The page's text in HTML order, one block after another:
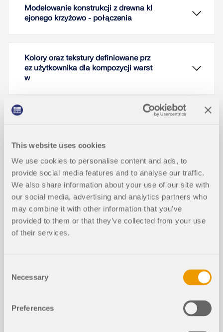
This website uses cookies
We use cookies to personalise content and ads, to
provide social media features and to analyse our traffic.
We also share information about your use of our site with
our social media, advertising and analytics partners who
may combine it with other information that you’ve
provided to them or that they’ve collected from your use
of their services.
Selection
Necessary
Preferences
drewna klejonego krzyżowo jest zabezpieczona
unoszącą za pomocą krzyżaków/prętów
ściągających.
Przeczytaj więcej
Modelowanie konstrukcji z drewna kl
ejonego krzyżowo - połączenia
Jedną z zalet wprowadzania konstrukcji w
programie RFEM jest pełna dowolność przy
wyborze geometrii. Można łatwo wybrać
konstrukcję, w której narożniki wklęsłe i faliste, jak
pokazano na rysunku.
Przeczytaj więcej
Kolory oraz tekstury definiowane prz
ez użytkownika dla kompozycji warst
w
Aby lepiej rozróżnić różne układy warstw (na
Przeczytaj więcej
Zrzuty ekranu
Odkształcenia powierzchni drewnianych
klejonych krzyżowo
Funkcje produktu
Konstrukcje nośne z drewna klejone